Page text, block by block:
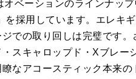
ベーションのラインナッ
採用しています。エレキ
での取り回しは完璧です
スキャロップド・Xブレ
なアコースティック本来